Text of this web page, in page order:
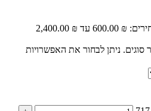
עד ⁦2,400.00 ₪⁩
סוגים. ניתן לבחור את האפשרויות